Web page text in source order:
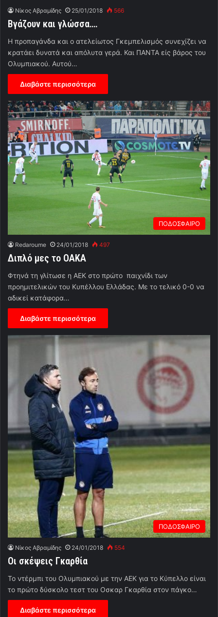
Νίκος Αβραμίδης 25/01/2018 566
Βγάζουν και γλώσσα….
H προπαγάνδα και ο ατελείωτος Γκεμπελισμός συνεχίζει να
κρατάει δυνατά και απόλυτα γερά. Και ΠΑΝΤΑ είς βάρος του
Ολυμπιακού. Αυτού…
Διαβάστε περισσότερα
ΠΟΔΟΣΦΑΙΡΟ
Redaroume 24/01/2018 497
Διπλό μες το ΟΑΚΑ
Φτηνά τη γλίτωσε η ΑΕΚ στο πρώτο παιχνίδι των
προημιτελικών του Κυπέλλου Ελλάδας. Με το τελικό 0-0 να
αδικεί κατάφορα…
Διαβάστε περισσότερα
ΠΟΔΟΣΦΑΙΡΟ
Νίκος Αβραμίδης 24/01/2018 554
Οι σκέψεις Γκαρθία
Το ντέρμπι του Ολυμπιακού με την ΑΕΚ για το Κύπελλο είναι
το πρώτο δύσκολο τεστ του Οσκαρ Γκαρθία στον πάγκο…
Διαβάστε περισσότερα